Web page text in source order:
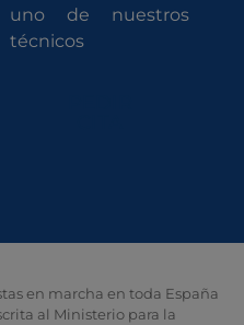
uno de nuestros
técnicos
en marcha en toda España
al Ministerio para la